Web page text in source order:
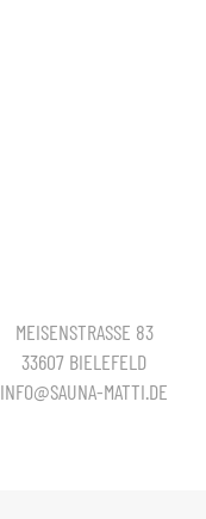
MEISENSTRASSE 83
33607 BIELEFELD
INFO@SAUNA-MATTI.DE